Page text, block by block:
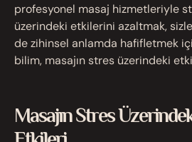
profesyonel masaj hizmetleriyle
üzerindeki etkilerini azaltmak,
de zihinsel anlamda hafifletmek
bilim, masajın stres üzerindeki
Masajın Stres